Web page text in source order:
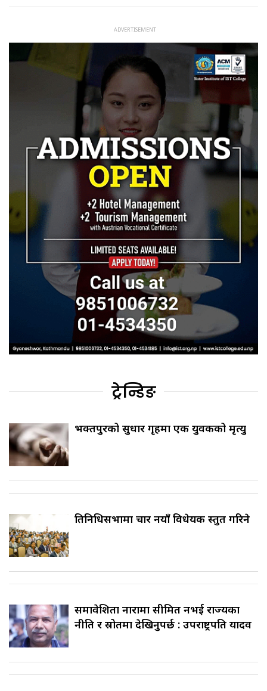
ट्रेन्डिङ
भक्तपुरको सुधार गृहमा एक युवकको मृत्यु
प्रतिनिधिसभामा चार नयाँ विधेयक प्रस्तुत गरिने
समावेशिता नारामा सीमित नभई राज्यका
नीति र स्रोतमा देखिनुपर्छ : उपराष्ट्रपति यादव